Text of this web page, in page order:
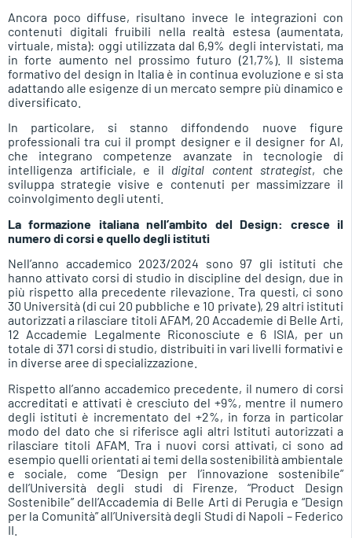
Ancora poco diffuse, risultano invece le integrazioni con
contenuti digitali fruibili nella realtà estesa (aumentata,
virtuale, mista): oggi utilizzata dal 6,9% degli intervistati, ma
in forte aumento nel prossimo futuro (21,7%). Il sistema
formativo del design in Italia è in continua evoluzione e si sta
adattando alle esigenze di un mercato sempre più dinamico e
diversificato.
In particolare, si stanno diffondendo nuove figure
professionali tra cui il prompt designer e il designer for AI,
che integrano competenze avanzate in tecnologie di
intelligenza artificiale, e il digital content strategist, che
sviluppa strategie visive e contenuti per massimizzare il
coinvolgimento degli utenti.
La formazione italiana nell’ambito del Design: cresce il
numero di corsi e quello degli istituti
Nell’anno accademico 2023/2024 sono 97 gli istituti che
hanno attivato corsi di studio in discipline del design, due in
più rispetto alla precedente rilevazione. Tra questi, ci sono
30 Università (di cui 20 pubbliche e 10 private), 29 altri istituti
autorizzati a rilasciare titoli AFAM, 20 Accademie di Belle Arti,
12 Accademie Legalmente Riconosciute e 6 ISIA, per un
totale di 371 corsi di studio, distribuiti in vari livelli formativi e
in diverse aree di specializzazione.
Rispetto all’anno accademico precedente, il numero di corsi
accreditati e attivati è cresciuto del +9%, mentre il numero
degli istituti è incrementato del +2%, in forza in particolar
modo del dato che si riferisce agli altri Istituti autorizzati a
rilasciare titoli AFAM. Tra i nuovi corsi attivati, ci sono ad
esempio quelli orientati ai temi della sostenibilità ambientale
e sociale, come “Design per l’innovazione sostenibile”
dell’Università degli studi di Firenze, “Product Design
Sostenibile” dell’Accademia di Belle Arti di Perugia e “Design
per la Comunità” all’Università degli Studi di Napoli – Federico
II.